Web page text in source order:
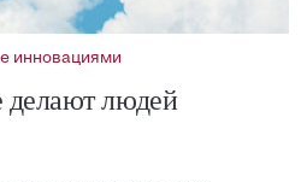
инновациями
делают людей